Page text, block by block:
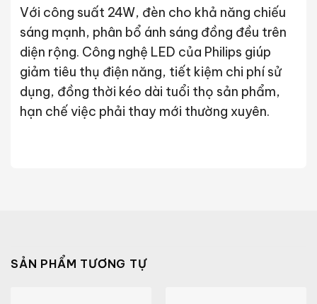
Với công suất 24W, đèn cho khả năng chiếu
sáng mạnh, phân bổ ánh sáng đồng đều trên
diện rộng. Công nghệ LED của Philips giúp
giảm tiêu thụ điện năng, tiết kiệm chi phí sử
dụng, đồng thời kéo dài tuổi thọ sản phẩm,
hạn chế việc phải thay mới thường xuyên.
SẢN PHẨM TƯƠNG TỰ